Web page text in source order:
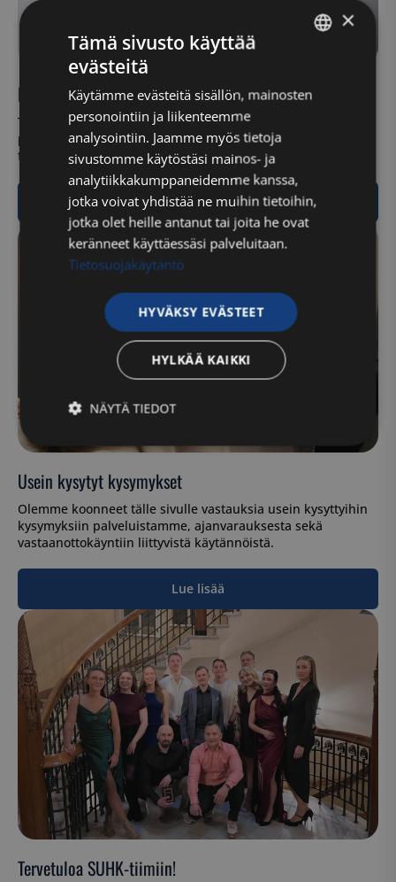
Hinnasto
Tältä sivulta löydät ajantasaiset hinnat kaikille SUHKin
palveluille, kuten hieronnalle, urheiluhieronnalle,
fysioterapialle ja osteopatialle.
Lue lisää
Usein kysytyt kysymykset
Olemme koonneet tälle sivulle vastauksia usein kysyttyihin
kysymyksiin palveluistamme, ajanvarauksesta sekä
vastaanottokäyntiin liittyvistä käytännöistä.
Lue lisää
Tervetuloa SUHK-tiimiin!
ENGLISH
×
Tämä sivusto käyttää
evästeitä
Käytämme evästeitä sisällön, mainosten
personointiin ja liikenteemme
analysointiin. Jaamme myös tietoja
sivustomme käytöstäsi mainos- ja
analytiikkakumppaneidemme kanssa,
jotka voivat yhdistää ne muihin tietoihin,
jotka olet heille antanut tai joita he ovat
keränneet käyttäessäsi palveluitaan.
Tietosuojakäytäntö
HYVÄKSY EVÄSTEET
HYLKÄÄ KAIKKI
NÄYTÄ TIEDOT
Ehdottomasti
Suorituskyvylliset
Kohdentavat Toiminnalliset
Ehdottomasti välttämättömät
Suorituskyvylliset
Kohdentavat
Toiminnalliset
Luokittelemattomat
Ehdottomasti välttämättömät evästeet
mahdollistavat verkkosivuston perustoiminnot,
kuten käyttäjän kirjautumisen ja tilinhallinnan.
välttämättömiä evästeitä.